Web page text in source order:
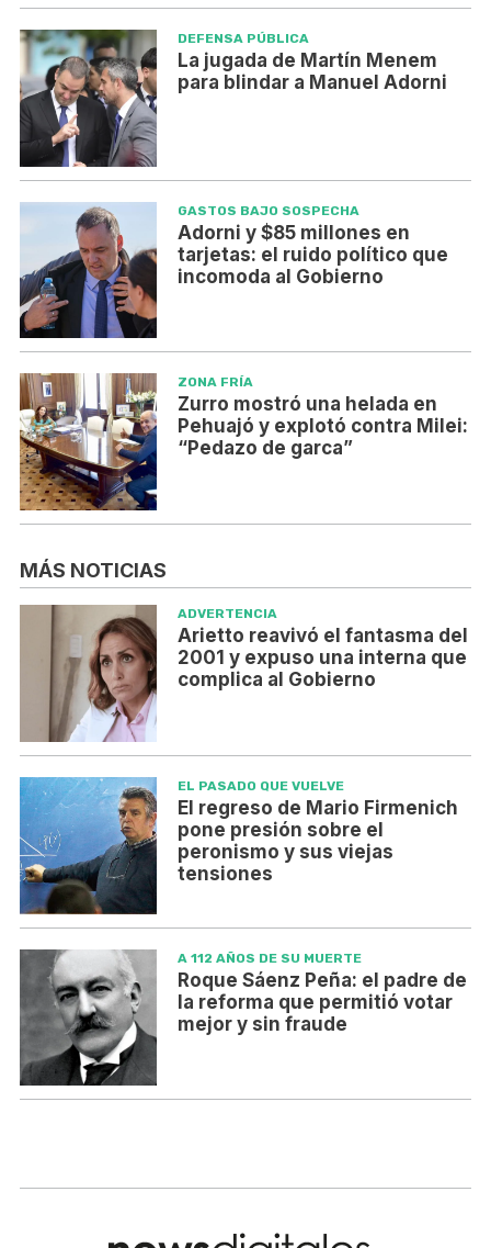
DEFENSA PÚBLICA
La jugada de Martín Menem
para blindar a Manuel Adorni
GASTOS BAJO SOSPECHA
Adorni y $85 millones en
tarjetas: el ruido político que
incomoda al Gobierno
ZONA FRÍA
Zurro mostró una helada en
Pehuajó y explotó contra Milei:
“Pedazo de garca”
MÁS NOTICIAS
ADVERTENCIA
Arietto reavivó el fantasma del
2001 y expuso una interna que
complica al Gobierno
EL PASADO QUE VUELVE
El regreso de Mario Firmenich
pone presión sobre el
peronismo y sus viejas
tensiones
A 112 AÑOS DE SU MUERTE
Roque Sáenz Peña: el padre de
la reforma que permitió votar
mejor y sin fraude